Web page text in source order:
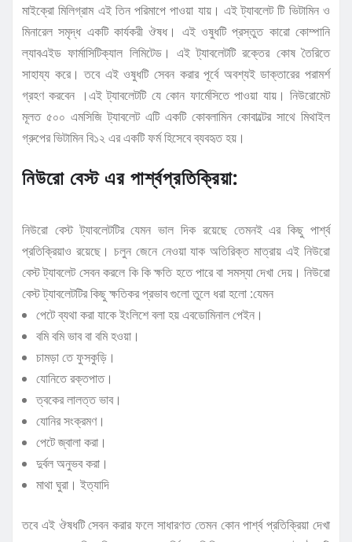
মাইক্রো মিলিগ্রাম এই তিন পরিমাপে পাওয়া যায়। এই ট্যাবলেট টি ভিটামিন ও
মিনারেল সমৃদ্ধ একটি কার্যকরী ঔষধ। এই ওষুধটি প্রস্তুত কারো কোম্পানি
ল্যাবএইড ফার্মাসিটিক্যাল লিমিটেড। এই ট্যাবলেটটি রক্তের কোষ তৈরিতে
সাহায্য করে। তবে এই ওষুধটি সেবন করার পূর্বে অবশ্যই ডাক্তারের পরামর্শ
গ্রহণ করবেন ।এই ট্যাবলেটটি যে কোন ফার্মেসিতে পাওয়া যায়। নিউরোমেট
মূলত ৫০০ এমসিজি ট্যাবলেট এটি একটি কোবলামিন কোবাল্টের সাথে মিথাইল
গ্রুপের ভিটামিন বি১২ এর একটি ফর্ম হিসেবে ব্যবহৃত হয়।
নিউরো বেস্ট এর পার্শ্বপ্রতিক্রিয়া:
নিউরো বেস্ট ট্যাবলেটটির যেমন ভাল দিক রয়েছে তেমনই এর কিছু পার্শ্ব
প্রতিক্রিয়াও রয়েছে। চলুন জেনে নেওয়া যাক অতিরিক্ত মাত্রায় এই নিউরো
বেস্ট ট্যাবলেট সেবন করলে কি কি ক্ষতি হতে পারে বা সমস্যা দেখা দেয়। নিউরো
বেস্ট ট্যাবলেটটির কিছু ক্ষতিকর প্রভাব গুলো তুলে ধরা হলো :যেমন
পেটে ব্যথা করা যাকে ইংলিশে বলা হয় এবডোমিনাল পেইন।
বমি বমি ভাব বা বমি হওয়া।
চামড়া তে ফুসকুড়ি।
যোনিতে রক্তপাত।
ত্বকের লালত্ত ভাব।
যোনির সংক্রমণ।
পেটে জ্বালা করা।
দুর্বল অনুভব করা।
মাথা ঘুরা। ইত্যাদি
তবে এই ঔষধটি সেবন করার ফলে সাধারণত তেমন কোন পার্শ্ব প্রতিক্রিয়া দেখা